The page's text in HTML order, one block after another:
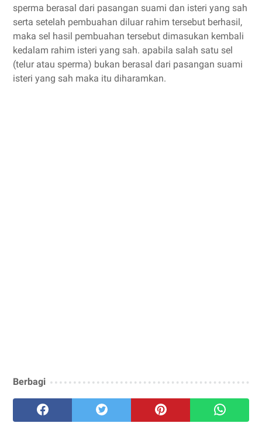
sperma berasal dari pasangan suami dan isteri yang sah
serta setelah pembuahan diluar rahim tersebut berhasil,
maka sel hasil pembuahan tersebut dimasukan kembali
kedalam rahim isteri yang sah. apabila salah satu sel
(telur atau sperma) bukan berasal dari pasangan suami
isteri yang sah maka itu diharamkan.
Berbagi